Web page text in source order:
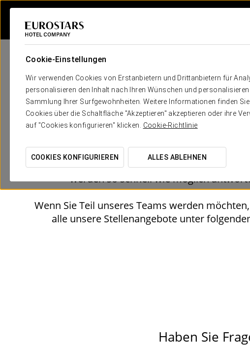
Cookie-Einstellungen
Wir verwenden Cookies von Erstanbietern und Drittanbietern für
personalisieren den Inhalt nach Ihren Wünschen und
Sammlung Ihrer Surfgewohnheiten. Weitere Informationen finden
Cookies über die Schaltfläche "Akzeptieren" akzeptieren oder ihre
auf "Cookies konfigurieren" klicken. Cookie-Richtlinie
COOKIES KONFIGURIEREN ALLES ABLEHNEN
EUROSTARS HOTEL COMPANY
Kontaktiere Sie
Haben Sie Fragen? Senden Sie uns eine
werden so schnell wie möglich
Wenn Sie Teil unseres Teams werden
alle unsere Stellenangebote unter
Haben Sie